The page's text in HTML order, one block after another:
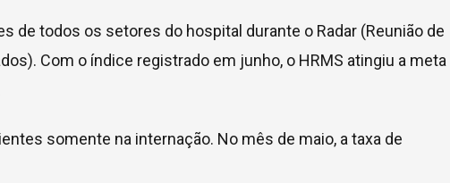
de todos os setores do hospital durante o Radar (Reunião de
Com o índice registrado em junho, o HRMS atingiu a meta
somente na internação. No mês de maio, a taxa de